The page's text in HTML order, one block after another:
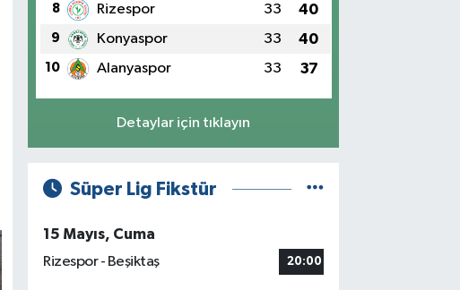
8 Rizespor 33 40
9 Konyaspor 33 40
10 Alanyaspor 33 37
Detaylar için tıklayın
Süper Lig Fikstür
15 Mayıs, Cuma
Rizespor - Beşiktaş
20:00